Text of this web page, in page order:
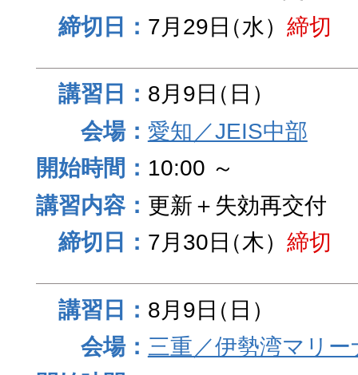
7月29日（水） 締切
8月9日（日）
愛知／JEIS中部
10:00 ～
更新＋失効再交付
7月30日（木） 締切
8月9日（日）
三重／伊勢湾マリー